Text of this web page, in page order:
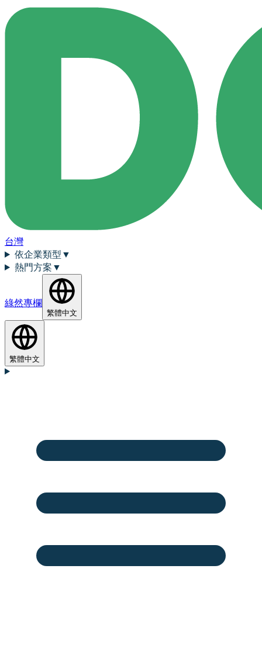
台灣
依企業類型 ▼
熱門方案 ▼
綠然專欄
繁體中文
繁體中文